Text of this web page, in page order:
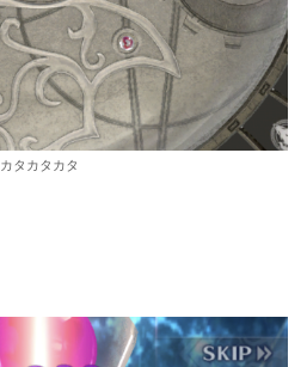
カタカタカタ